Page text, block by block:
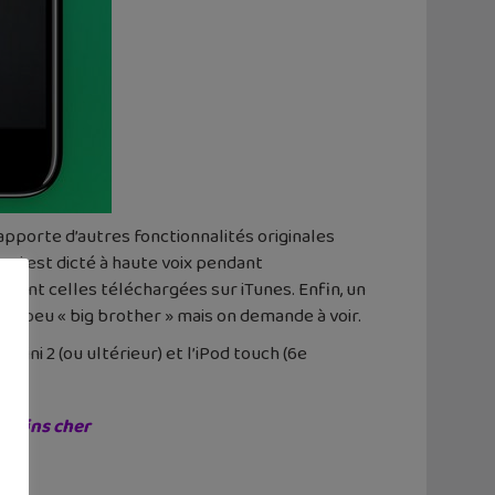
d’autres fonctionnalités originales
est dicté à haute voix pendant
celles téléchargées sur iTunes. Enfin, un
peu « big brother » mais on demande à voir.
mini 2 (ou ultérieur) et l’iPod touch (6e
cher